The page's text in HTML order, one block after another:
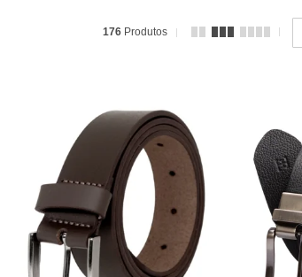
176 Produtos